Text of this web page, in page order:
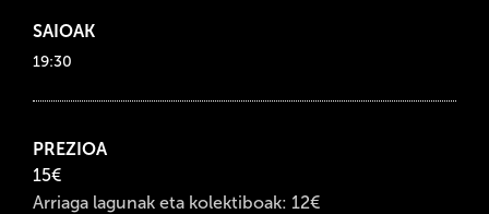
SAIOAK
19:30
PREZIOA
15€
Arriaga lagunak eta kolektiboak: 12€